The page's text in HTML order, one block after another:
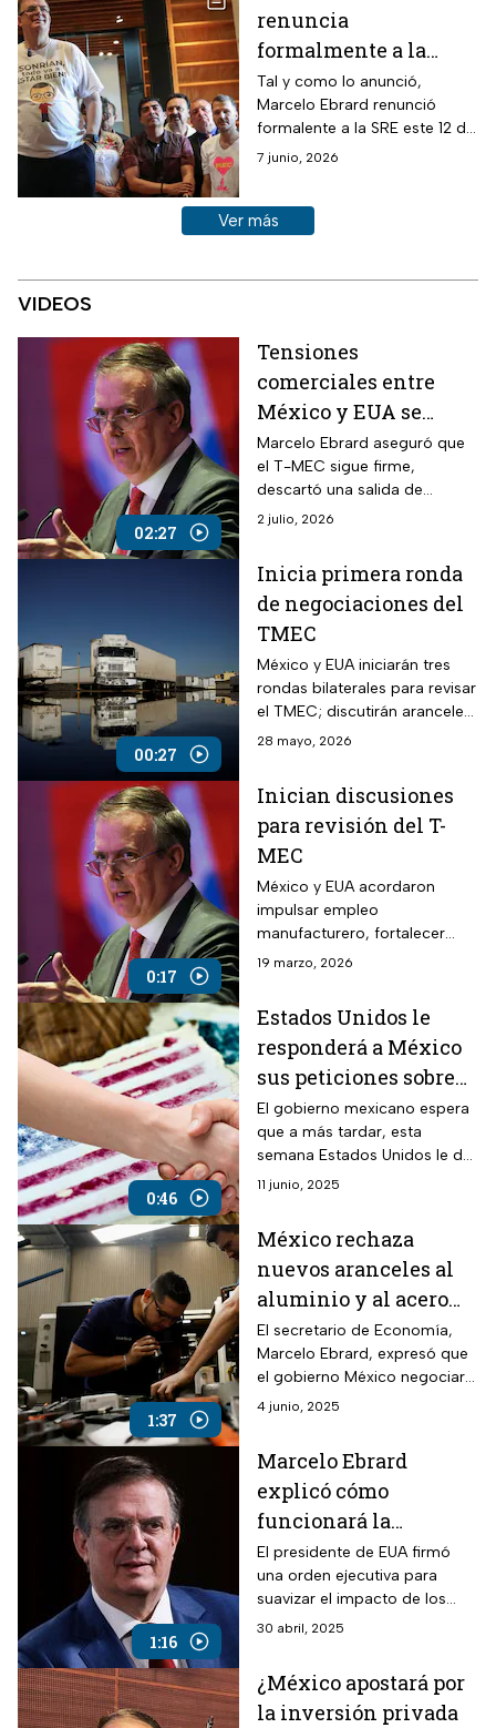
Greer y Howard Lutnick.
renuncia
formalmente a la
Secretaría de
Relaciones Exteriores
Tal y como lo anunció,
Marcelo Ebrard renunció
formalente a la SRE este 12 de
junio, antes, sostuvo una
en 2024.
7 junio, 2026
Ver más historias sobre este tema
Ver más
VIDEOS
02:27
Tensiones
comerciales entre
México y EUA se
redujeron: Marcelo
Ebrard
Marcelo Ebrard aseguró que
el T-MEC sigue firme,
descartó una salida de
Estados Unidos y afirmó que
2 julio, 2026
00:27
Inicia primera ronda
de negociaciones del
TMEC
México y EUA iniciarán tres
rondas bilaterales para revisar
el TMEC; discutirán aranceles,
agricultura y reglas de origen.
28 mayo, 2026
0:17
Inician discusiones
para revisión del T-
MEC
México y EUA acordaron
impulsar empleo
manufacturero, fortalecer
cadenas y limitar prácticas
19 marzo, 2026
0:46
Estados Unidos le
responderá a México
sus peticiones sobre
los aranceles esta
semana; puntualizó
Ebrard
El gobierno mexicano espera
que a más tardar, esta
semana Estados Unidos le dé
respuesta a la solicitud de
11 junio, 2025
1:37
México rechaza
nuevos aranceles al
aluminio y al acero
impuestos por EUA
El secretario de Economía,
Marcelo Ebrard, expresó que
el gobierno México negociará
con Estados Unidos para que
economía del país.
4 junio, 2025
1:16
Marcelo Ebrard
explicó cómo
funcionará la
reducción de
aranceles por parte de
Trump
El presidente de EUA firmó
una orden ejecutiva para
suavizar el impacto de los
aranceles en la industria
impactará a México.
30 abril, 2025
¿México apostará por
la inversión privada